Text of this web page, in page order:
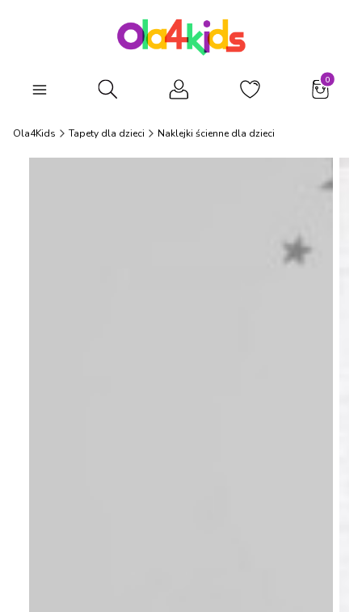
Otwórz wyszukiwarkę
Ola4Kids Tapety dla dzieci Naklejki ścienne dla dzieci